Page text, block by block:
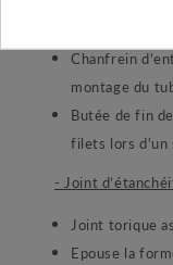
Chanfrein
montage du
Butée de fin
filets lors d'un
- Joint
Joint torique
Epouse la